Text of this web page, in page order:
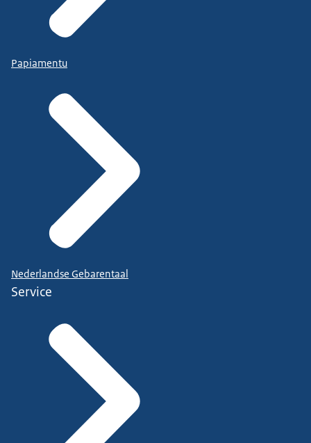
Papiamentu
Nederlandse Gebarentaal
Service